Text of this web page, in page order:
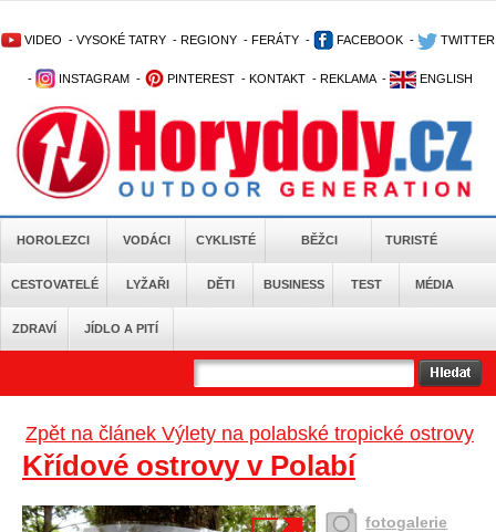
VIDEO - VYSOKÉ TATRY - REGIONY - FERÁTY - FACEBOOK - TWITTER
- INSTAGRAM - PINTEREST - KONTAKT - REKLAMA - ENGLISH
HOROLEZCI VODÁCI CYKLISTÉ BĚŽCI TURISTÉ
CESTOVATELÉ LYŽAŘI DĚTI BUSINESS TEST MÉDIA
ZDRAVÍ JÍDLO A PITÍ
Zpět na článek Výlety na polabské tropické ostrovy
Křídové ostrovy v Polabí
fotogalerie